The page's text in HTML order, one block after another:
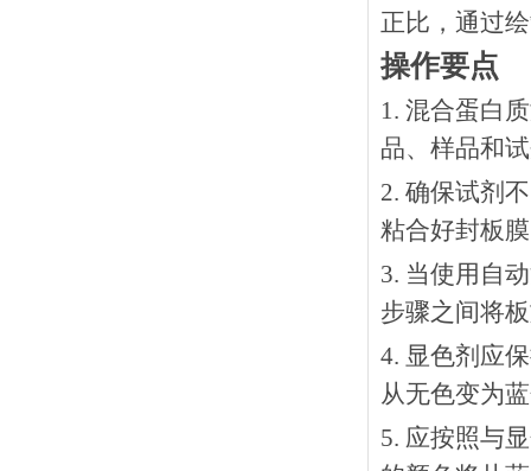
正比，通过
操作要点
1. 混合蛋白
品、样品和
2. 确保试剂
粘合好封板
3. 当使用自
步骤之间将
4. 显色剂应
从无色变为
5. 应按照与